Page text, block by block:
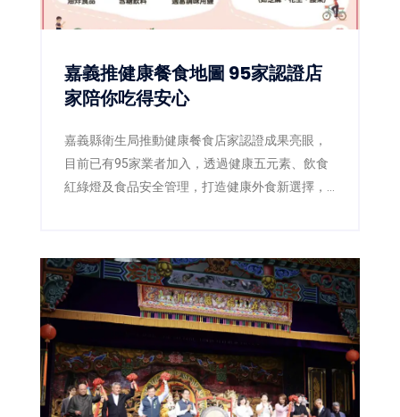
嘉義推健康餐食地圖 95家認證店
家陪你吃得安心
嘉義縣衛生局推動健康餐食店家認證成果亮眼，
目前已有95家業者加入，透過健康五元素、飲食
紅綠燈及食品安全管理，打造健康外食新選擇，